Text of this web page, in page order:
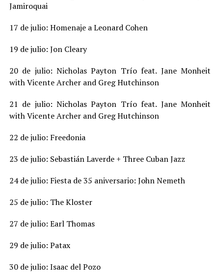
Jamiroquai
17 de julio: Homenaje a Leonard Cohen
19 de julio: Jon Cleary
20 de julio: Nicholas Payton Trío feat. Jane Monheit
with Vicente Archer and Greg Hutchinson
21 de julio: Nicholas Payton Trío feat. Jane Monheit
with Vicente Archer and Greg Hutchinson
22 de julio: Freedonia
23 de julio: Sebastián Laverde + Three Cuban Jazz
24 de julio: Fiesta de 35 aniversario: John Nemeth
25 de julio: The Kloster
27 de julio: Earl Thomas
29 de julio: Patax
30 de julio: Isaac del Pozo